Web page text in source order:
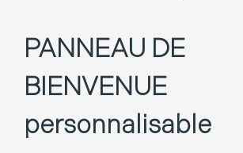
PANNEAU DE
BIENVENUE
personnalisable